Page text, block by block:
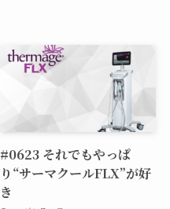
#0623 それでもやっぱ
り“サーマクールFLX”が好
き